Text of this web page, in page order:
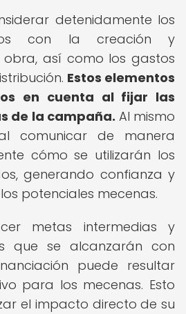
detenidamente los
con la creación y
así como los gastos
Estos elementos
en cuenta al fijar las
de la campaña. Al mismo
comunicar de manera
cómo se utilizarán los
generando confianza y
potenciales mecenas.
metas intermedias y
que se alcanzarán con
puede resultar
para los mecenas. Esto
el impacto directo de su